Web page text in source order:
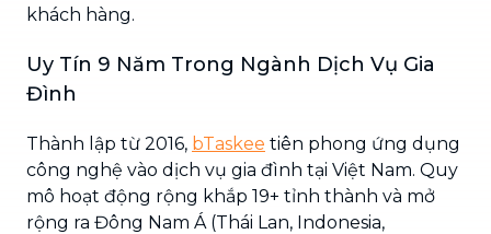
khách hàng.
Uy Tín 9 Năm Trong Ngành Dịch Vụ Gia
Đình
Thành lập từ 2016, bTaskee tiên phong ứng dụng
công nghệ vào dịch vụ gia đình tại Việt Nam. Quy
mô hoạt động rộng khắp 19+ tỉnh thành và mở
rộng ra Đông Nam Á (Thái Lan, Indonesia,